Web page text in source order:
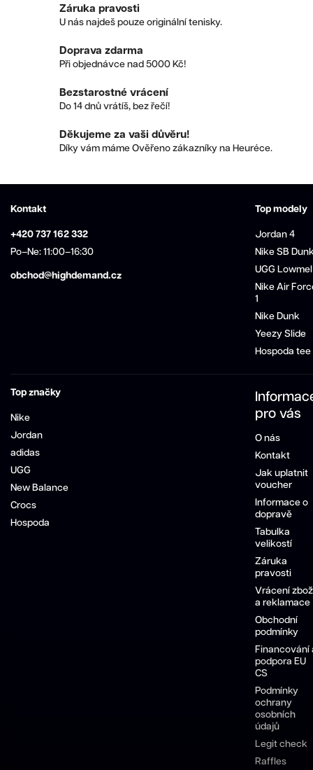
Záruka pravosti
U nás najdeš pouze originální tenisky.
Doprava zdarma
Při objednávce nad 5000 Kč!
Bezstarostné vrácení
Do 14 dnů vrátíš, bez řečí!
Děkujeme za vaši důvěru!
Díky vám máme Ověřeno zákazníky na Heuréce.
Kontakt
+420 737 162 332
Po–Ne: 11:00–16:30
obchod@highdemand.cz
Top modely
Jordan 4
Nike SB
UGG Lowmel
Nike Air
1
Nike Dunk
Yeezy Slide
Hospoda tee
Top značky
Nike
Jordan
adidas
UGG
New Balance
Crocs
Hospoda
pro vás
O nás
Kontakt
Jak uplatnit
voucher
Informace o
dopravě
Tabulka
velikostí
Záruka
pravosti
Vrácení
a reklamace
Obchodní
podmínky
Financování
podpora EU
CS
Podmínky
ochrany
osobních
údajů
Legit check
Raffles